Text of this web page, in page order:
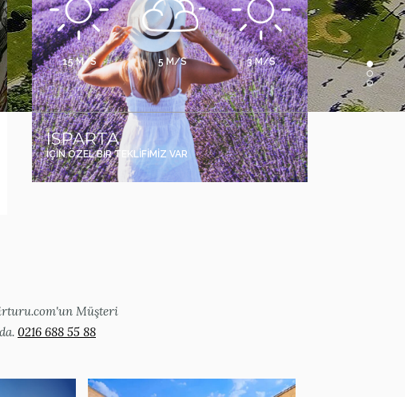
15 M/S 5 M/S 3 M/S
ISPARTA
İÇİN ÖZEL BİR TEKLİFİMİZ VAR
Müşteri
0216 688 55 88